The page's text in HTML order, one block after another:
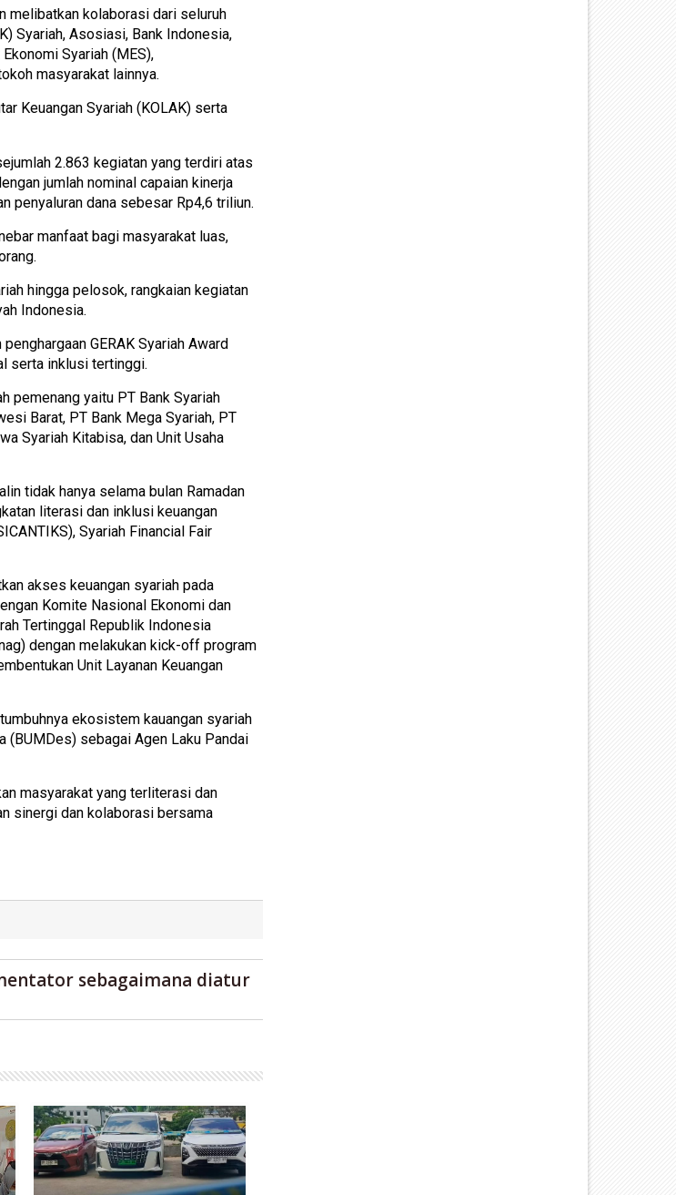
melibatkan kolaborasi dari seluruh
Syariah, Asosiasi, Bank Indonesia,
Syariah (MES),
masyarakat lainnya.
Keuangan Syariah (KOLAK) serta
2.863 kegiatan yang terdiri atas
jumlah nominal capaian kinerja
penyaluran dana sebesar Rp4,6 triliun.
manfaat bagi masyarakat luas,
hingga pelosok, rangkaian kegiatan
Indonesia.
GERAK Syariah Award
serta inklusi tertinggi.
pemenang yaitu PT Bank Syariah
Barat, PT Bank Mega Syariah, PT
Syariah Kitabisa, dan Unit Usaha
tidak hanya selama bulan Ramadan
literasi dan inklusi keuangan
Syariah Financial Fair
akses keuangan syariah pada
Komite Nasional Ekonomi dan
Tertinggal Republik Indonesia
dengan melakukan kick-off program
Unit Layanan Keuangan
ekosistem kauangan syariah
(BUMDes) sebagai Agen Laku Pandai
masyarakat yang terliterasi dan
sinergi dan kolaborasi bersama
sebagaimana diatur